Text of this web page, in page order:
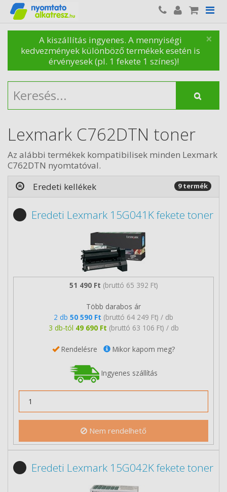
×
A kiszállítás ingyenes. A mennyiségi
kedvezmények különböző termékek esetén is
érvényesek (pl. 1 fekete 1 színes)!
Lexmark C762DTN toner
Az alábbi termékek kompatibilisek minden Lexmark
C762DTN nyomtatóval.
Eredeti kellékek
9 termék
Eredeti Lexmark 15G041K fekete toner
51 490 Ft (bruttó 65 392 Ft)
Több darabos ár
2 db 50 590 Ft (bruttó 64 249 Ft) / db
3 db-tól 49 690 Ft (bruttó 63 106 Ft) / db
Rendelésre Mikor kapom meg?
Ingyenes szállítás
Nem rendelhető
Eredeti Lexmark 15G042K fekete toner